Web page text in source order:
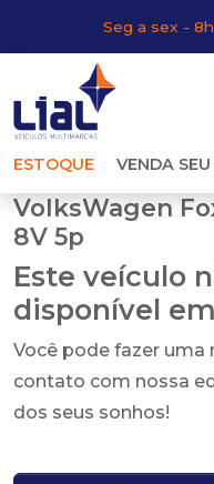
Seg a sex -
ESTOQUE VENDA
VolksWagen
8V 5p
Este veículo
disponível
Você pode fazer uma
contato com nossa
dos seus sonhos!